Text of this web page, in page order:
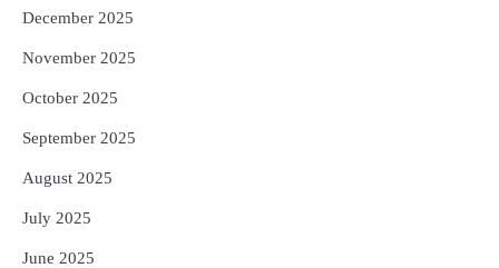
December 2025
November 2025
October 2025
September 2025
August 2025
July 2025
June 2025